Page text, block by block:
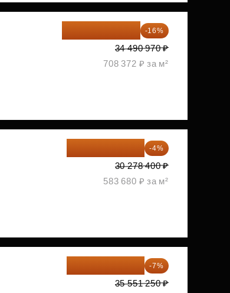
-16%
34 490 970 ₽
708 372 ₽ за м²
29 067 264 ₽ -4%
30 278 400 ₽
583 680 ₽ за м²
33 062 663 ₽ -7%
35 551 250 ₽